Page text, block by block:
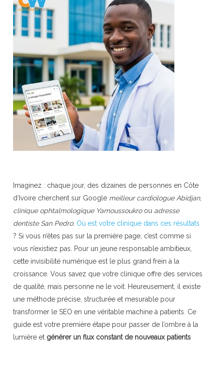
Imaginez : chaque jour, des dizaines de personnes en Côte
d’Ivoire cherchent sur Google meilleur cardiologue Abidjan,
clinique ophtalmologique Yamoussoukroou adresse
dentiste San Pedro. Où est votre clinique dans ces résultats
? Si vous n’êtes pas sur la première page, c’est comme si
vous n’existiez pas. Pour un jeune responsable ambitieux,
cette invisibilité numérique est le plus grand frein à la
croissance. Vous savez que votre clinique offre des services
de qualité, mais personne ne le voit. Heureusement, il existe
une méthode précise, structurée et mesurable pour
transformer le SEO en une véritable machine à patients. Ce
guide est votre première étape pour passer de l’ombre à la
lumière et générer un flux constant de nouveaux patients